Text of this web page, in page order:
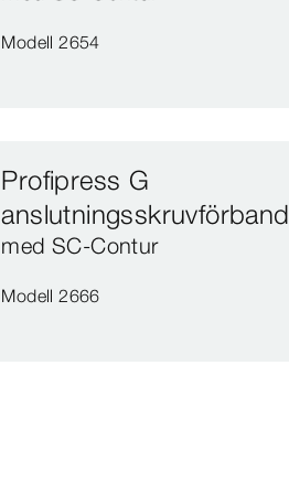
Modell 2654
Profipress G
anslutningsskruvförband
med SC‑Contur
Modell 2666